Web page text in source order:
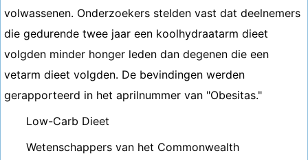
volwassenen. Onderzoekers stelden vast dat deelnemers
die gedurende twee jaar een koolhydraatarm dieet
volgden minder honger leden dan degenen die een
vetarm dieet volgden. De bevindingen werden
gerapporteerd in het aprilnummer van "Obesitas."
Low-Carb Dieet
Wetenschappers van het Commonwealth